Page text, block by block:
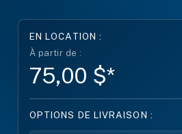
EN LOCATION :
À partir de :
75,00 $*
OPTIONS DE LIVRAISON :